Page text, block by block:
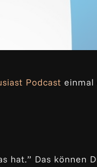
Podcast
hat.” Das können